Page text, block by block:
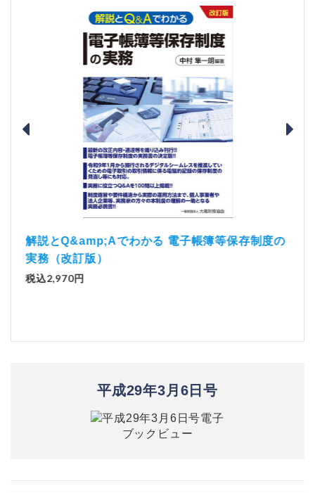
解説とQ&amp;Aでわかる 電子帳簿等保存制度の
実務（改訂版）
税込2,970円
平成29年3月6日号